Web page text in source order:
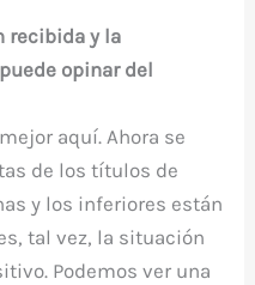
recibida y la
opinar del
aquí. Ahora se
de los títulos de
y los inferiores están
tal vez, la situación
Podemos ver una